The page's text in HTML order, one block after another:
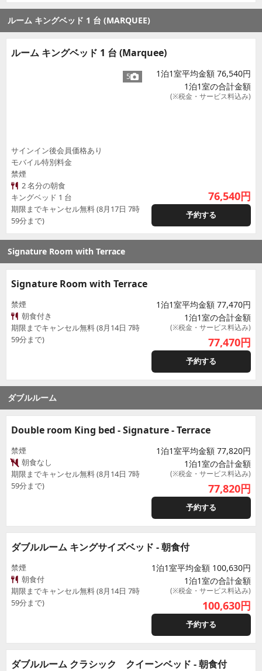
ルーム キングベッド 1 台 (MARQUEE)
ルーム キングベッド 1 台 (Marquee)
5
サインイン後会員価格あり
モバイル特別料金
禁煙
2 名分の朝食
キングベッド 1 台
期限までキャンセル無料 (8月17日 7時
59分まで)
1泊1室平均金額 76,540円
1泊1室の合計金額
(※税金・サービス料込み)
76,540円
予約する
Signature Room with Terrace
Signature Room with Terrace
禁煙
朝食付き
期限までキャンセル無料 (8月14日 7時
59分まで)
1泊1室平均金額 77,470円
1泊1室の合計金額
(※税金・サービス料込み)
77,470円
予約する
ダブルルーム
Double room King bed - Signature - Terrace
禁煙
朝食なし
期限までキャンセル無料 (8月14日 7時
59分まで)
1泊1室平均金額 77,820円
1泊1室の合計金額
(※税金・サービス料込み)
77,820円
予約する
ダブルルーム キングサイズベッド - 朝食付
禁煙
朝食付
期限までキャンセル無料 (8月14日 7時
59分まで)
1泊1室平均金額 100,630円
1泊1室の合計金額
(※税金・サービス料込み)
100,630円
予約する
ダブルルーム クラシック クイーンベッド - 朝食付